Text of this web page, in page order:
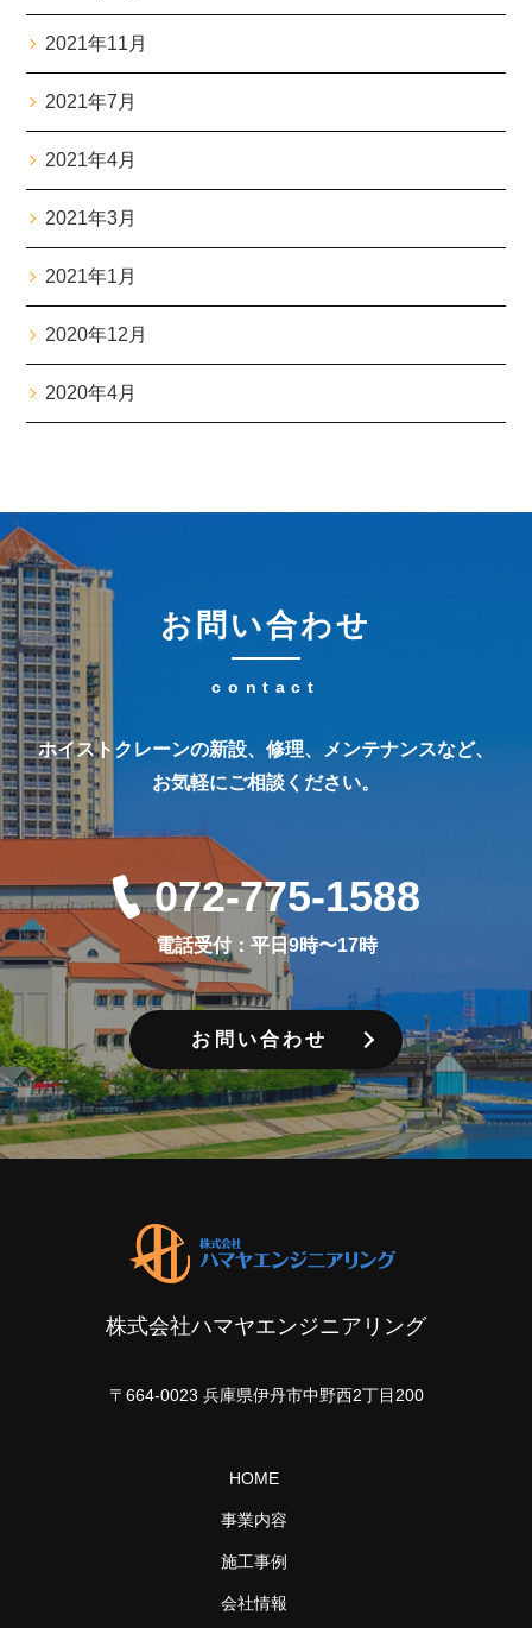
2021年11月
2021年7月
2021年4月
2021年3月
2021年1月
2020年12月
2020年4月
お問い合わせ
ホイストクレーンの新設、修理、メンテナンスなど、
お気軽にご相談ください。
072-775-1588
電話受付：平日9時〜17時
お問い合わせ
株式会社ハマヤエンジニアリング
〒664-0023 兵庫県伊丹市中野西2丁目200
HOME
事業内容
施工事例
会社情報